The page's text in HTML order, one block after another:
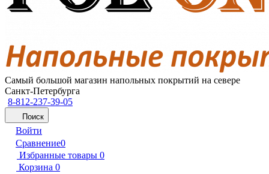
Самый большой магазин напольных покрытий на севере
Санкт-Петербурга
8-812-237-39-05
Поиск
Войти
Сравнение0
Избранные товары 0
Корзина 0